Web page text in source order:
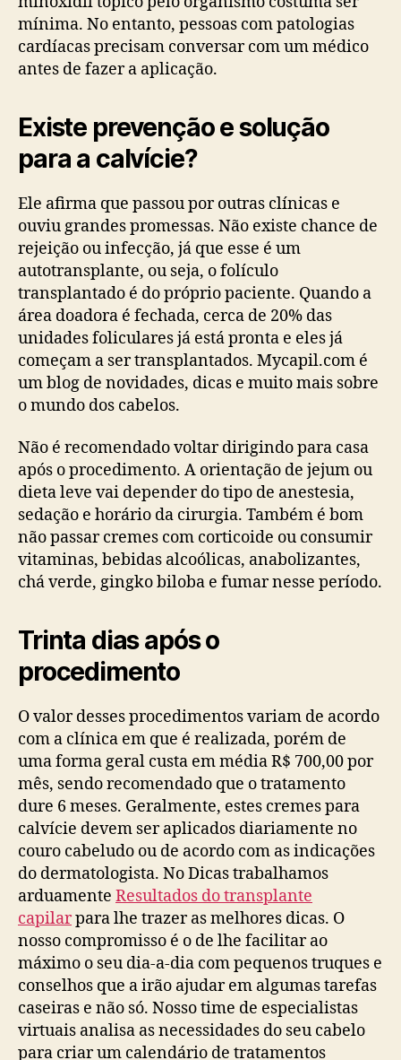
mínima. No entanto, pessoas com patologias
cardíacas precisam conversar com um médico
antes de fazer a aplicação.
Existe prevenção e solução
para a calvície?
Ele afirma que passou por outras clínicas e
ouviu grandes promessas. Não existe chance de
rejeição ou infecção, já que esse é um
autotransplante, ou seja, o folículo
transplantado é do próprio paciente. Quando a
área doadora é fechada, cerca de 20% das
unidades foliculares já está pronta e eles já
começam a ser transplantados. Mycapil.com é
um blog de novidades, dicas e muito mais sobre
o mundo dos cabelos.
Não é recomendado voltar dirigindo para casa
após o procedimento. A orientação de jejum ou
dieta leve vai depender do tipo de anestesia,
sedação e horário da cirurgia. Também é bom
não passar cremes com corticoide ou consumir
vitaminas, bebidas alcoólicas, anabolizantes,
chá verde, gingko biloba e fumar nesse período.
Trinta dias após o
procedimento
O valor desses procedimentos variam de acordo
com a clínica em que é realizada, porém de
uma forma geral custa em média R$ 700,00 por
mês, sendo recomendado que o tratamento
dure 6 meses. Geralmente, estes cremes para
calvície devem ser aplicados diariamente no
couro cabeludo ou de acordo com as indicações
do dermatologista. No Dicas trabalhamos
arduamente Resultados do transplante
capilarpara lhe trazer as melhores dicas. O
nosso compromisso é o de lhe facilitar ao
máximo o seu dia-a-dia com pequenos truques e
conselhos que a irão ajudar em algumas tarefas
caseiras e não só. Nosso time de especialistas
virtuais analisa as necessidades do seu cabelo
para criar um calendário de tratamentos